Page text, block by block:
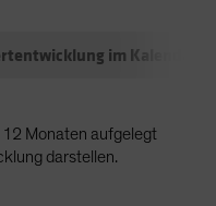
im
12 Monaten aufgelegt
darstellen.